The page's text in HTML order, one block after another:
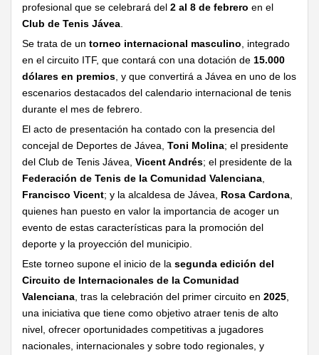
profesional que se celebrará del 2 al 8 de febrero en el
Club de Tenis Jávea
Se trata de un torneo internacional masculino , integrado
en el circuito ITF, que contará con una dotación de 15.000
dólares en premios , y que convertirá a Jávea en uno de los
escenarios destacados del calendario internacional de tenis
durante el mes de febrero.
El acto de presentación ha contado con la presencia del
concejal de Deportes de Jávea, Toni Molina; el presidente
del Club de Tenis Jávea, Vicent Andrés; el presidente de la
Federación de Tenis de la Comunidad Valenciana
Francisco Vicent; y la alcaldesa de Jávea, Rosa Cardona
quienes han puesto en valor la importancia de acoger un
evento de estas características para la promoción del
deporte y la proyección del municipio.
Este torneo supone el inicio de la segunda edición del
Circuito de Internacionales de la Comunidad
Valenciana , tras la celebración del primer circuito en 2025
una iniciativa que tiene como objetivo atraer tenis de alto
nivel, ofrecer oportunidades competitivas a jugadores
nacionales, internacionales y sobre todo regionales, y